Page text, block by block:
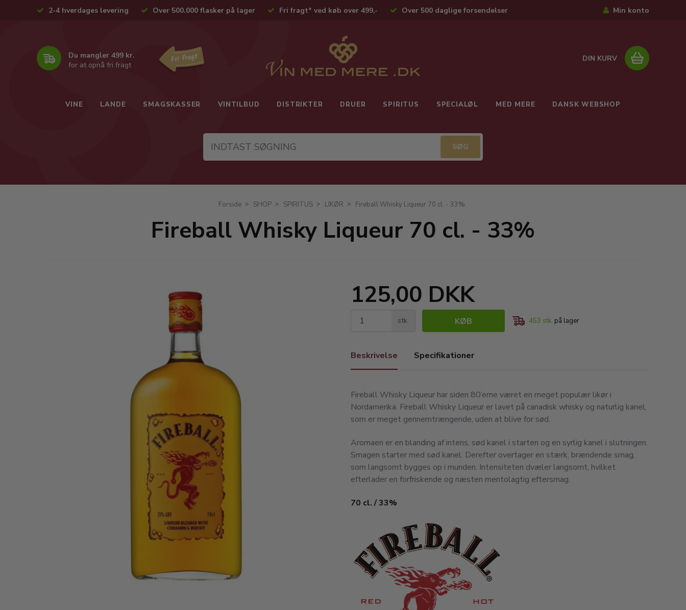
2-4 hverdages levering Over 500.000 flasker på lager Fri fragt* ved køb over 499,- Over 500 daglige forsendelser Min konto
Du mangler 499 kr.
for at opnå fri fragt
DIN KURV
VINE LANDE SMAGSKASSER VINTILBUD DISTRIKTER DRUER SPIRITUS SPECIALØL MED MERE DANSK WEBSHOP
Forside SHOP SPIRITUS LIKØR Fireball Whisky Liqueur 70 cl. - 33%
Fireball Whisky Liqueur 70 cl. - 33%
125,00 DKK
stk. KØB 453 stk. på lager
Beskrivelse Specifikationer
Fireball Whisky Liqueur har siden 80’erne været en meget populær likør i
Nordamerika. Fireball Whisky Liqueur er lavet på canadisk whisky og naturlig kanel,
som er meget gennemtrængende, uden at blive for sød.
Aromaen er en blanding af intens, sød kanel i starten og en syrlig kanel i slutningen.
Smagen starter med sød kanel. Derefter overtager en stærk, brændende smag,
som langsomt bygges op i munden. Intensiteten dvæler langsomt, hvilket
efterlader en forfriskende og næsten mentolagtig eftersmag.
70 cl. / 33%